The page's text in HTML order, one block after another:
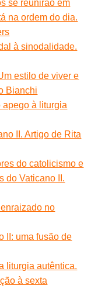
se reunirão em
na ordem do dia.
à sinodalidade.
estilo de viver e
Bianchi
apego à liturgia
II. Artigo de Rita
do catolicismo e
do Vaticano II.
no
II: uma fusão de
liturgia autêntica.
à sexta